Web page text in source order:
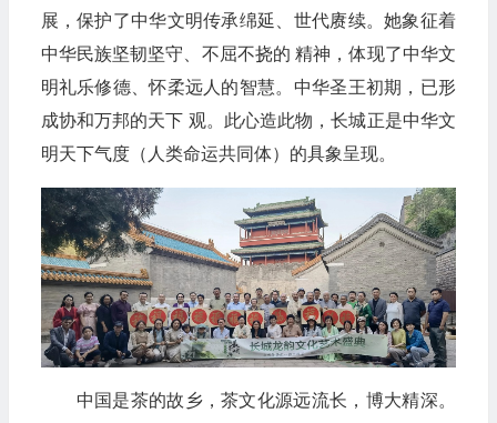
展，保护了中华文明传承绵延、世代赓续。她象征着
中华民族坚韧坚守、不屈不挠的 精神，体现了中华文
明礼乐修德、怀柔远人的智慧。中华圣王初期，已形
成协和万邦的天下 观。此心造此物，长城正是中华文
明天下气度（人类命运共同体）的具象呈现。
中国是茶的故乡，茶文化源远流长，博大精深。